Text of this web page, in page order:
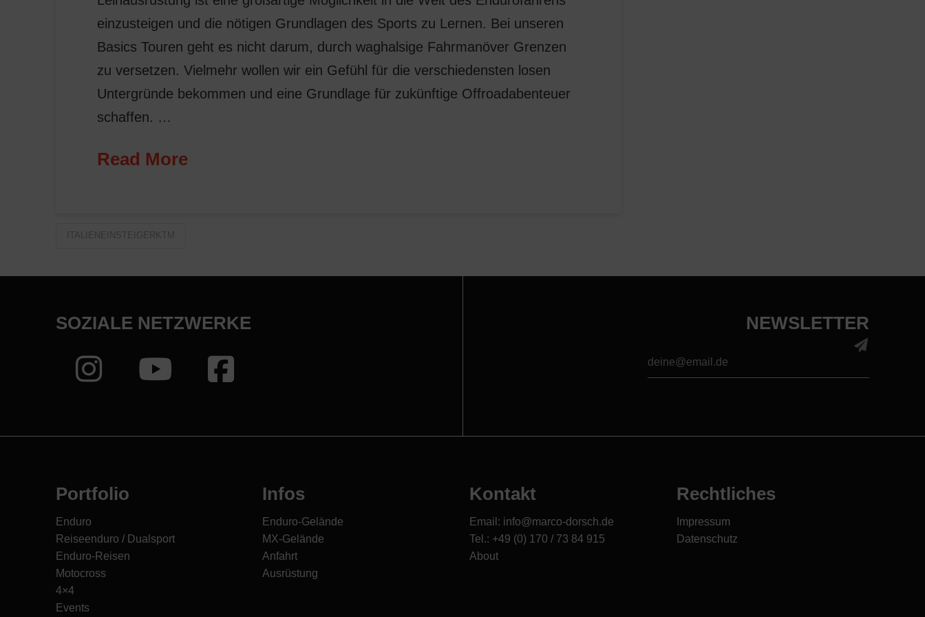
einzusteigen und die nötigen Grundlagen des Sports zu Lernen. Bei unseren
Basics Touren geht es nicht darum, durch waghalsige Fahrmanöver Grenzen
zu versetzen. Vielmehr wollen wir ein Gefühl für die verschiedensten losen
Untergründe bekommen und eine Grundlage für zukünftige Offroadabenteuer
schaffen. …
Read More
ITALIENEINSTEIGERKTM
NEWSLETTER
SOZIALE NETZWERKE
Portfolio
Enduro
Reiseenduro / Dualsport
Enduro-Reisen
Motocross
4×4
Events
Infos
Enduro-Gelände
MX-Gelände
Anfahrt
Ausrüstung
Kontakt
Email: info@marco-dorsch.de
Tel.: +49 (0) 170 / 73 84 915
About
Rechtliches
Impressum
Datenschutz